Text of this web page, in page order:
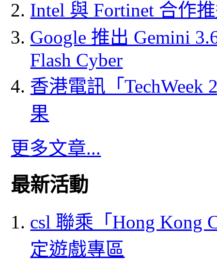
Intel 與 Fortinet 合作
Google 推出 Gemini
Flash Cyber
香港電訊「
果
更多文章...
最新活動
csl 聯乘「Hong Kong
定遊戲專區